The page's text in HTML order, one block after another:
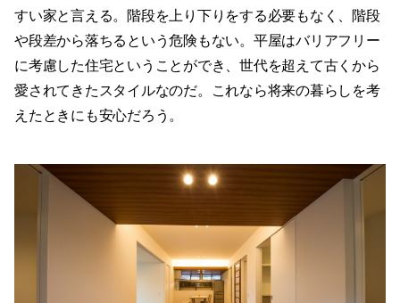
すい家と言える。階段を上り下りをする必要もなく、階段
や段差から落ちるという危険もない。平屋はバリアフリー
に考慮した住宅ということができ、世代を超えて古くから
愛されてきたスタイルなのだ。これなら将来の暮らしを考
えたときにも安心だろう。